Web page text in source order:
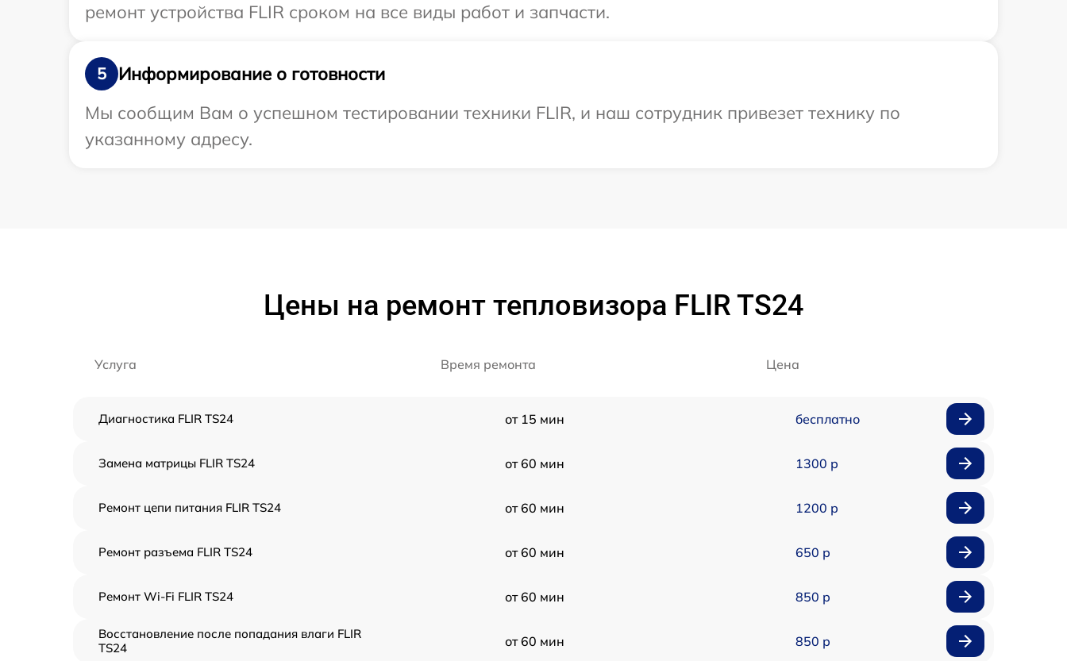
ремонт устройства FLIR сроком на все виды работ и запчасти.
5
Информирование о готовности
Мы сообщим Вам о успешном тестировании техники FLIR, и наш сотрудник привезет технику по
указанному адресу.
Цены на ремонт тепловизора FLIR TS24
Услуга Время ремонта Цена
Диагностика FLIR TS24 от 15 мин бесплатно
Замена матрицы FLIR TS24 от 60 мин 1300 р
Ремонт цепи питания FLIR TS24 от 60 мин 1200 р
Ремонт разъема FLIR TS24 от 60 мин 650 р
Ремонт Wi-Fi FLIR TS24 от 60 мин 850 р
Восстановление после попадания влаги FLIR
TS24
от 60 мин 850 р